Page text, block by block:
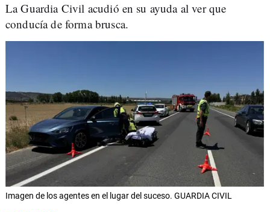
La Guardia Civil acudió en su ayuda al ver que
conducía de forma brusca.
Imagen de los agentes en el lugar del suceso. GUARDIA CIVIL